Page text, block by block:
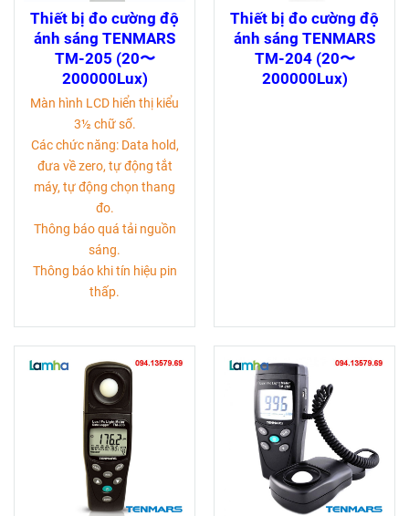
Thiết bị đo cường độ
ánh sáng TENMARS
TM-205 (20〜
200000Lux)
Màn hình LCD hiển thị kiểu
3½ chữ số.
Các chức năng: Data hold,
đưa về zero, tự động tắt
máy, tự động chọn thang
đo.
Thông báo quá tải nguồn
sáng.
Thông báo khi tín hiệu pin
thấp.
Thiết bị đo cường độ
ánh sáng TENMARS
TM-204 (20〜
200000Lux)